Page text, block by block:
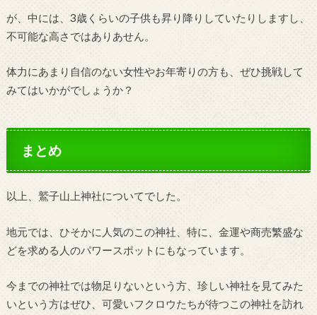
が、中には、3歳くらいの子供も昇り降りしていたりしますし、
不可能な高さではありあせん。
体力にあまり自信のない女性やお年寄りの方も、ぜひ挑戦して
みてはいかがでしょうか？
まとめ
以上、鷲子山上神社についてでした。
地元では、ひそかに人気のこの神社、特に、金運や商売繁盛な
どを求める人のパワースポットにもなっています。
今までの神社では物足りないという方、珍しい神社を見てみた
いという方はぜひ、可愛いフクロウたちが待つこの神社を訪れ